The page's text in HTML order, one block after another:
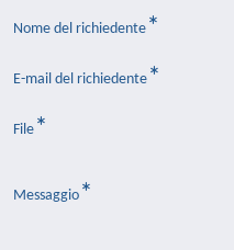
Nome del richiedente
E-mail del richiedente
File
Messaggio